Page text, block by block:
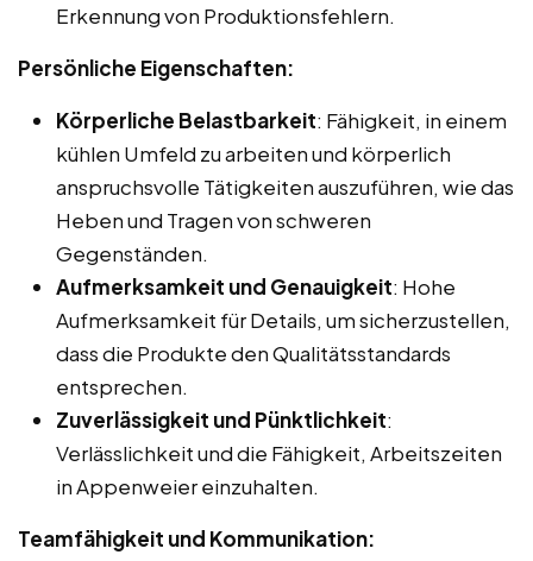
Erkennung von Produktionsfehlern.
Persönliche Eigenschaften:
Körperliche Belastbarkeit: Fähigkeit, in einem
kühlen Umfeld zu arbeiten und körperlich
anspruchsvolle Tätigkeiten auszuführen, wie das
Heben und Tragen von schweren
Gegenständen.
Aufmerksamkeit und Genauigkeit: Hohe
Aufmerksamkeit für Details, um sicherzustellen,
dass die Produkte den Qualitätsstandards
entsprechen.
Zuverlässigkeit und Pünktlichkeit:
Verlässlichkeit und die Fähigkeit, Arbeitszeiten
in Appenweier einzuhalten.
Teamfähigkeit und Kommunikation: